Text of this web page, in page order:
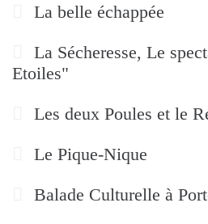
La belle échappée
La Sécheresse, Le
Etoiles"
Les deux Poules et le
Le Pique-Nique
Balade Culturelle à